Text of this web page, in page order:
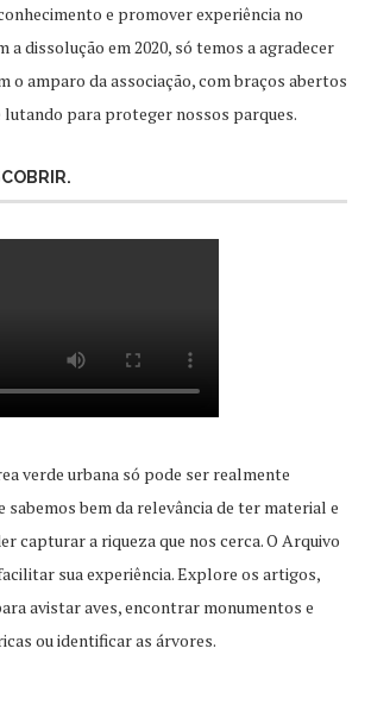
e promover experiência no
a dissolução em 2020, só temos a agradecer
o amparo da associação, com braços abertos
lutando para proteger nossos parques.
verde urbana só pode ser realmente
sabemos bem da relevância de ter material e
capturar a riqueza que nos cerca. O Arquivo
sua experiência. Explore os artigos,
avistar aves, encontrar monumentos e
ou identificar as árvores.